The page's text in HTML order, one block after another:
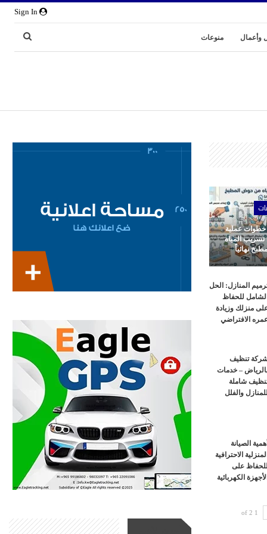
وأعمال منوعات
خطوات عملية
المياه
نهائياً
المنازل: الحل
الشامل للحفاظ
منزلك وزيادة
الافتراضي
تنظيف
– خدمات
شاملة
للمنازل والفلل
أهمية الصيانة
المنزلية الاحترافية
للحفاظ على
الأجهزة الكهربائية
1 of 2